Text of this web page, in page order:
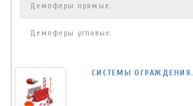
Демпферы прямые.
Демпферы угловые.
СИСТЕМЫ ОГРАЖДЕНИЯ.